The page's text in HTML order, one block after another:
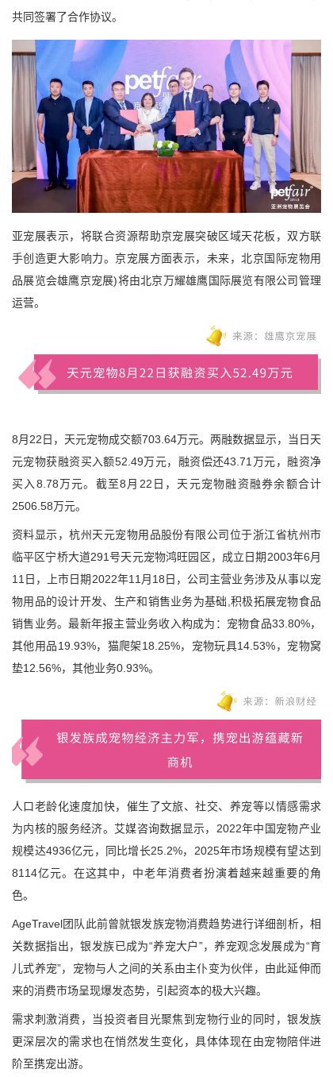
共同签署了合作协议。
亚宠展表示，将联合资源帮助京宠展突破区域天花板，双方联
手创造更大影响力。京宠展方面表示，未来，北京国际宠物用
品展览会雄鹰京宠展)将由北京万耀雄鹰国际展览有限公司管理
运营。
8月22日，天元宠物成交额703.64万元。两融数据显示，当日天
元宠物获融资买入额52.49万元，融资偿还43.71万元，融资净
买入8.78万元。截至8月22日，天元宠物融资融券余额合计
2506.58万元。
资料显示，杭州天元宠物用品股份有限公司位于浙江省杭州市
临平区宁桥大道291号天元宠物鸿旺园区，成立日期2003年6月
11日，上市日期2022年11月18日，公司主营业务涉及从事以宠
物用品的设计开发、生产和销售业务为基础,积极拓展宠物食品
销售业务。最新年报主营业务收入构成为：宠物食品33.80%，
其他用品19.93%，猫爬架18.25%，宠物玩具14.53%，宠物窝
垫12.56%，其他业务0.93%。
人口老龄化速度加快，催生了文旅、社交、养宠等以情感需求
为内核的服务经济。艾媒咨询数据显示，2022年中国宠物产业
规模达4936亿元，同比增长25.2%，2025年市场规模有望达到
8114亿元。在这其中，中老年消费者扮演着越来越重要的角
色。
AgeTravel团队此前曾就银发族宠物消费趋势进行详细剖析，相
关数据指出，银发族已成为“养宠大户”，养宠观念发展成为“育
儿式养宠”，宠物与人之间的关系由主仆变为伙伴，由此延伸而
来的消费市场呈现爆发态势，引起资本的极大兴趣。
需求刺激消费，当投资者目光聚焦到宠物行业的同时，银发族
更深层次的需求也在悄然发生变化，具体体现在由宠物陪伴进
阶至携宠出游。